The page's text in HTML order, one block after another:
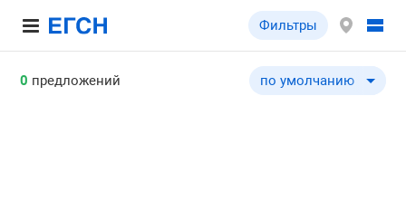
Фильтры
0 предложений по умолчанию
по умолчанию